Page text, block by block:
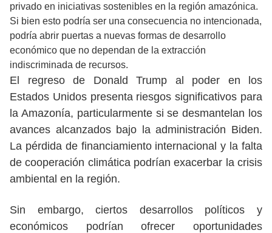
privado en iniciativas sostenibles en la región amazónica.
Si bien esto podría ser una consecuencia no intencionada,
podría abrir puertas a nuevas formas de desarrollo
económico que no dependan de la extracción
indiscriminada de recursos.
El regreso de Donald Trump al poder en los
Estados Unidos presenta riesgos significativos para
la Amazonía, particularmente si se desmantelan los
avances alcanzados bajo la administración Biden.
La pérdida de financiamiento internacional y la falta
de cooperación climática podrían exacerbar la crisis
ambiental en la región.
Sin embargo, ciertos desarrollos políticos y
económicos podrían ofrecer oportunidades